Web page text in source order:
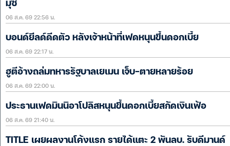
มุซ
06 ส.ค. 69 22:56 น.
บอนด์ยีลด์ดีดตัว หลังเจ้าหน้าที่เฟดหนุนขึ้นดอกเบี้ย
06 ส.ค. 69 22:17 น.
ฮูตีอ้างถล่มทหารรัฐบาลเยเมน เจ็บ-ตายหลายร้อย
06 ส.ค. 69 22:00 น.
ประธานเฟดมินนิอาโปลิสหนุนขึ้นดอกเบี้ยสกัดเงินเฟ้อ
06 ส.ค. 69 21:40 น.
TITLE เผยผลงานโค้งแรก รายได้แตะ 2 พันลบ. รับดีมานด์